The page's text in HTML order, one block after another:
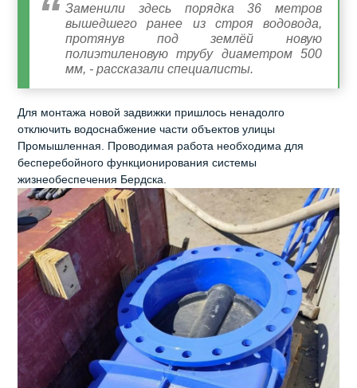
Заменили здесь порядка 36 метров
вышедшего ранее из строя водовода,
протянув под землёй новую
полиэтиленовую трубу диаметром 500
мм, - рассказали специалисты.
Для монтажа новой задвижки пришлось ненадолго
отключить водоснабжение части объектов улицы
Промышленная. Проводимая работа необходима для
бесперебойного функционирования системы
жизнеобеспечения Бердска.